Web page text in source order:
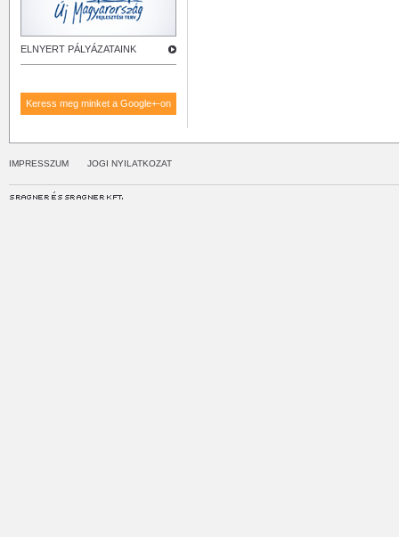
ELNYERT PÁLYÁZATAINK
Keress meg minket a Google+-on
IMPRESSZUM JOGI NYILATKOZAT